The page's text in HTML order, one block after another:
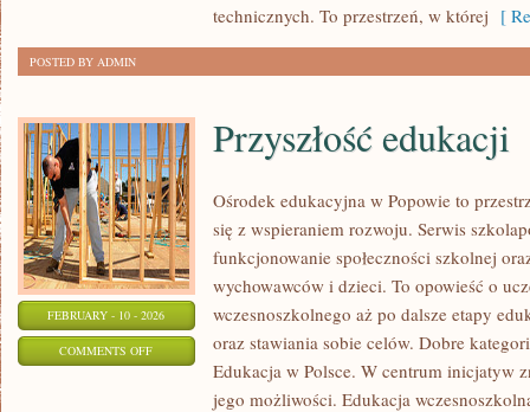
technicznych. To przestrzeń, w której [
POSTED BY ADMIN
FEBRUARY - 10 - 2026
COMMENTS OFFON
PRZYSZŁOŚĆ
Przyszłość edukacji
Ośrodek edukacyjna w Popowie to
się z wspieraniem rozwoju. Serwis
funkcjonowanie społeczności szkolnej
wychowawców i dzieci. To opowieść o
wczesnoszkolnego aż po dalsze etapy
oraz stawiania sobie celów. Dobre
Edukacja w Polsce. W centrum inicjatyw
jego możliwości. Edukacja